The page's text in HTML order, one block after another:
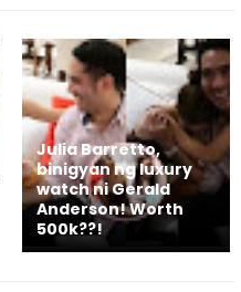
Julia Barretto,
binigyan ng luxury
watch ni Gerald
Anderson! Worth
500k??!